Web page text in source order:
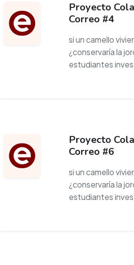
Proyecto
Correo #4
si un camello
¿conservaría la
estudiantes
Proyecto
Correo #6
si un camello
¿conservaría la
estudiantes